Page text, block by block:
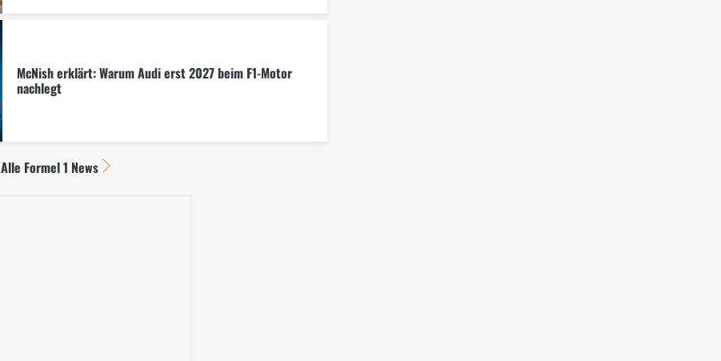
McNish erklärt: Warum Audi erst 2027 beim F1-Motor
nachlegt
Alle Formel 1 News